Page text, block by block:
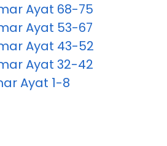
Ayat 68-75
Ayat 53-67
Ayat 43-52
Ayat 32-42
Ayat 1-8